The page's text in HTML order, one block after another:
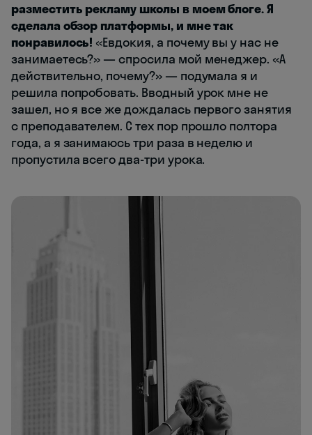
разместить рекламу школы в моем блоге. Я
сделала обзор платформы, и мне так
понравилось! «Евдокия, а почему вы у нас не
занимаетесь?» — спросила мой менеджер. «А
действительно, почему?» — подумала я и
решила попробовать. Вводный урок мне не
зашел, но я все же дождалась первого занятия
с преподавателем. С тех пор прошло полтора
года, а я занимаюсь три раза в неделю и
пропустила всего два-три урока.